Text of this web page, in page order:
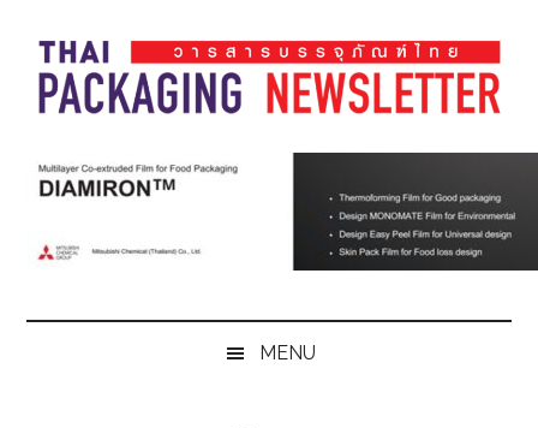
main
content
secondary
menu
primary
sidebar
footer
Thai
Pack
Magazine
Pack
MENU